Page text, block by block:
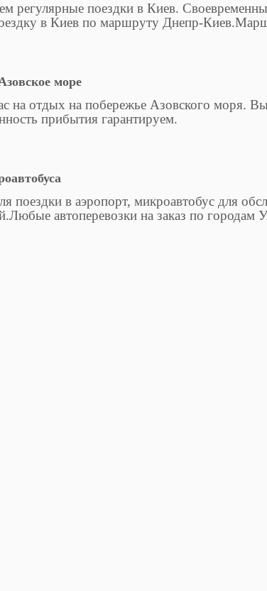
регулярные поездки в Киев.
в Киев по маршруту Днепр-
море
на отдых на побережье Азовского моря.
прибытия гарантируем.
поездки в аэропорт, микроавтобус для
автоперевозки на заказ по городам